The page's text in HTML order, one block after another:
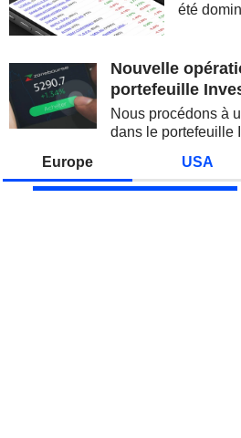
été
semi-
Nouvelle
portefeuille
Nous procédons à
dans le portefeuille
Europe USA